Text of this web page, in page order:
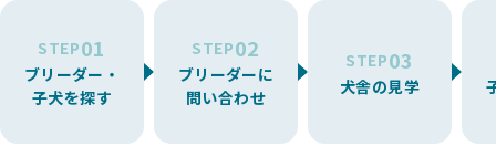
STEP01
ブリーダー・
子犬を探す
STEP02
ブリーダーに
問い合わせ
STEP03
犬舎の見学